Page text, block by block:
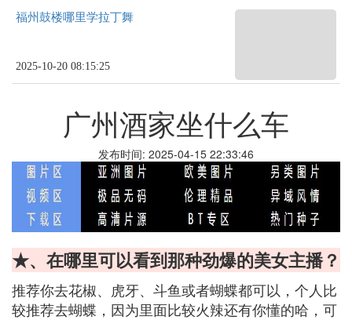
福州鼓楼哪里学拉丁舞
2025-10-20 08:15:25
广州酒家坐什么车
发布时间: 2025-04-15 22:33:46
★、在哪里可以看到那种劲爆的美女主播？
推荐你去花椒、虎牙、斗鱼或者蝴蝶都可以，个人比
较推荐去蝴蝶，因为里面比较火辣还有你懂的哈，可